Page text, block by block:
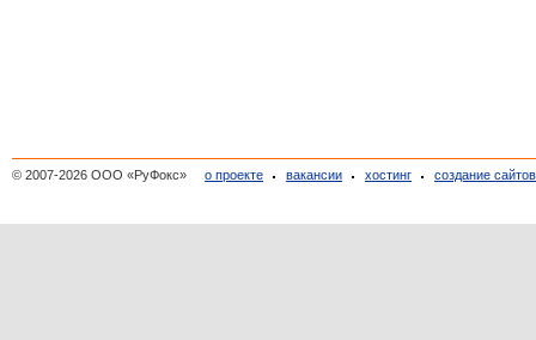
© 2007-2026 ООО «РуФокс» о проекте вакансии хостинг создание сайтов